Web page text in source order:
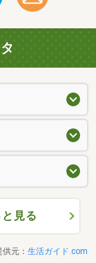
見る
元： 生活ガイド.com